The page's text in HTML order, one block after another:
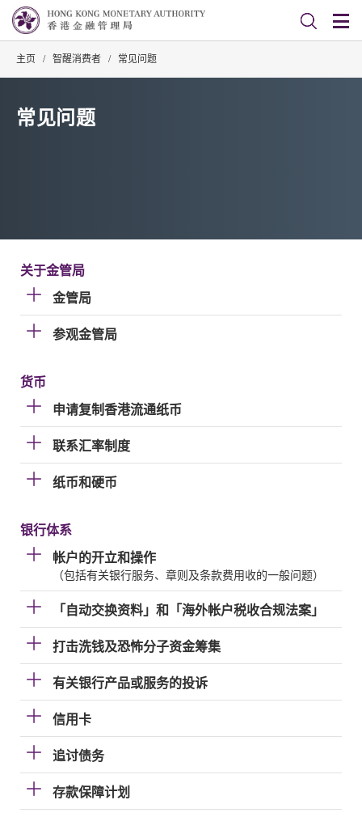
主页 / 智醒消费者 / 常见问题
常见问题
关于金管局
金管局
参观金管局
货币
申请复制香港流通纸币
联系汇率制度
纸币和硬币
银行体系
帐户的开立和操作
（包括有关银行服务、章则及条款费用收的一般问题）
「自动交换资料」和「海外帐户税收合规法案」
打击洗钱及恐怖分子资金筹集
有关银行产品或服务的投诉
信用卡
追讨债务
存款保障计划